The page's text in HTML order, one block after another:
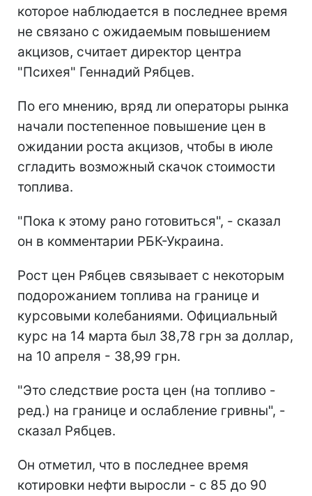
которое наблюдается в последнее время
не связано с ожидаемым повышением
акцизов, считает директор центра
"Психея" Геннадий Рябцев.
По его мнению, вряд ли операторы рынка
начали постепенное повышение цен в
ожидании роста акцизов, чтобы в июле
сгладить возможный скачок стоимости
топлива.
"Пока к этому рано готовиться", - сказал
он в комментарии РБК-Украина.
Рост цен Рябцев связывает с некоторым
подорожанием топлива на границе и
курсовыми колебаниями. Официальный
курс на 14 марта был 38,78 грн за доллар,
на 10 апреля - 38,99 грн.
"Это следствие роста цен (на топливо -
ред.) на границе и ослабление гривны", -
сказал Рябцев.
Он отметил, что в последнее время
котировки нефти выросли - с 85 до 90